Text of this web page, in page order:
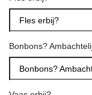
Fles erbij?
Bonbons?
Bonbons?